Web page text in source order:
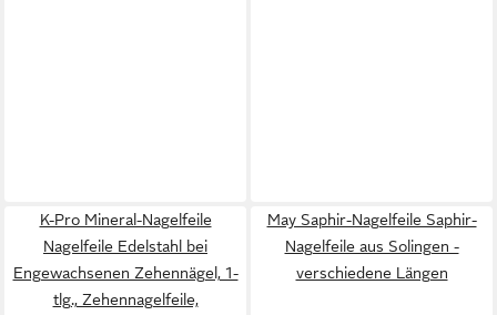
K-Pro Mineral-Nagelfeile
Nagelfeile Edelstahl bei
Engewachsenen Zehennägel, 1-
tlg., Zehennagelfeile,
May Saphir-Nagelfeile Saphir-
Nagelfeile aus Solingen -
verschiedene Längen